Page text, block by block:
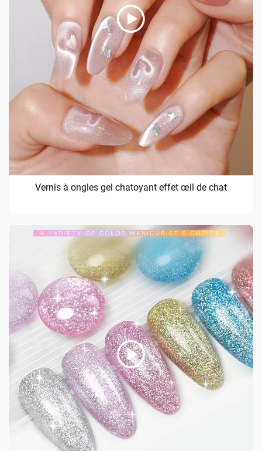
Vernis à ongles gel chatoyant effet œil de chat